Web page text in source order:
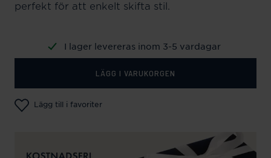
perfekt för att enkelt skifta stil.
I lager levereras inom 3-5 vardagar
LÄGG I VARUKORGEN
Lägg till i favoriter